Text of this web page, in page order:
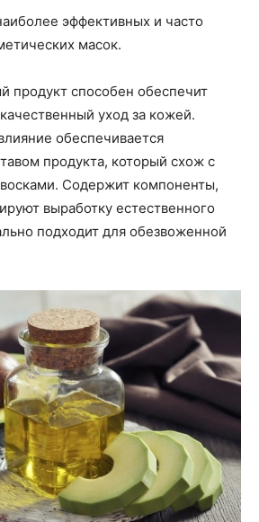
эффективных и часто
масок.
продукт способен обеспечит
уход за кожей.
обеспечивается
продукта, который схож с
Содержит компоненты,
выработку естественного
подходит для обезвоженной